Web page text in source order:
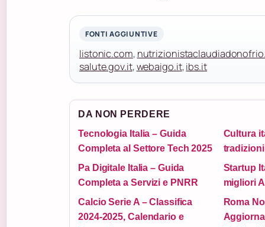
FONTI AGGIUNTIVE
listonic.com,
salute.gov.it,webaigo.it,ibs.it
DA NON PERDERE
Tecnologia Italia – Guida
Completa al Settore Tech 2025
Cultura
Pa Digitale Italia – Guida
Completa a Servizi e PNRR
Startup
migliori
Calcio Serie A – Classifica
2024-2025, Calendario e
Roma